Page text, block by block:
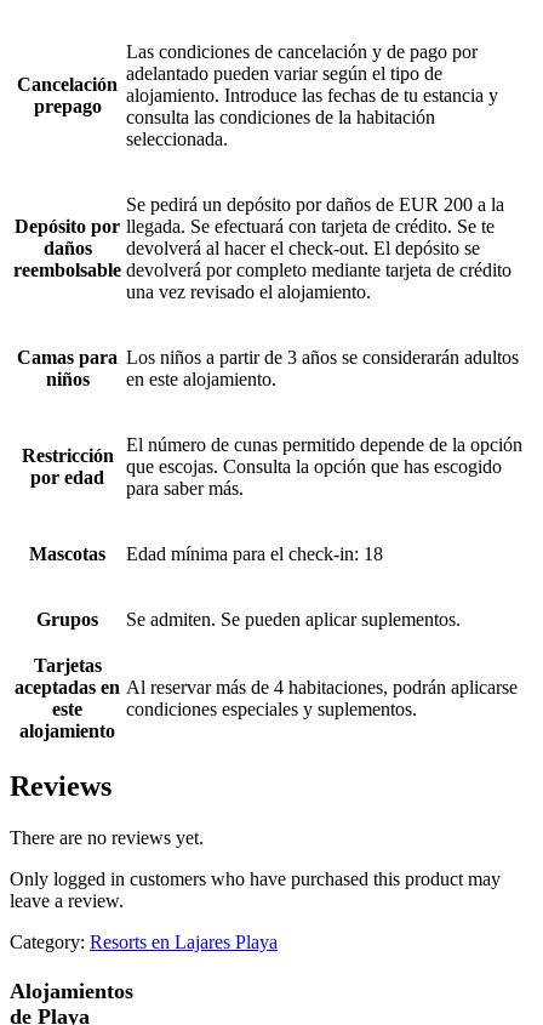
Cancelación
prepago
Las condiciones de cancelación y de pago por
adelantado pueden variar según el tipo de
alojamiento. Introduce las fechas de tu estancia y
consulta las condiciones de la habitación
seleccionada.
Depósito por
daños
reembolsable
Se pedirá un depósito por daños de EUR 200 a la
llegada. Se efectuará con tarjeta de crédito. Se te
devolverá al hacer el check-out. El depósito se
devolverá por completo mediante tarjeta de crédito
una vez revisado el alojamiento.
Camas para
niños
Los niños a partir de 3 años se considerarán adultos
en este alojamiento.
Restricción
por edad
El número de cunas permitido depende de la opción
que escojas. Consulta la opción que has escogido
para saber más.
Mascotas Edad mínima para el check-in: 18
Grupos Se admiten. Se pueden aplicar suplementos.
Tarjetas
aceptadas en
este
alojamiento
Al reservar más de 4 habitaciones, podrán aplicarse
condiciones especiales y suplementos.
Reviews
There are no reviews yet.
Only logged in customers who have purchased this product may
leave a review.
Category: Resorts en Lajares Playa
Alojamientos
de Playa